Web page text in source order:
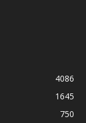
4086
1645
750